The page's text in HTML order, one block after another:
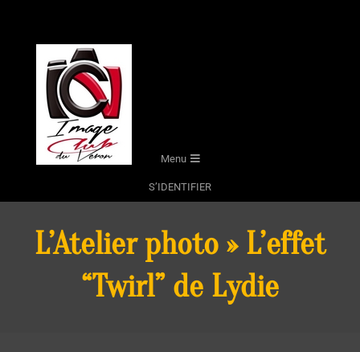
Menu
S’IDENTIFIER
L’Atelier photo » L’effet
“Twirl” de Lydie